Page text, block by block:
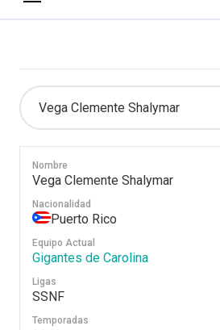
Nombre
Vega Clemente Shalymar
Nacionalidad
Puerto Rico
Equipo Actual
Gigantes de Carolina
Ligas
SSNF
Temporadas